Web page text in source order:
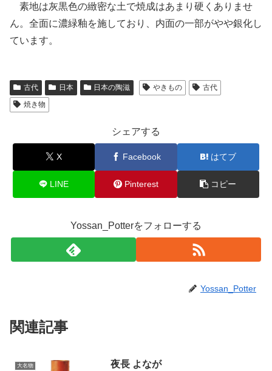
素地は灰黒色の緻密な土で焼成はあまり硬くありませ
ん。全面に濃緑釉を施しており、内面の一部がやや銀化し
ています。
古代 日本 日本の陶滋 やきもの
古代
焼き物
シェアする
X Facebook はてブ
LINE Pinterest コピー
Yossan_Potterをフォローする
Yossan_Potter
関連記事
大名物 夜長 よなが